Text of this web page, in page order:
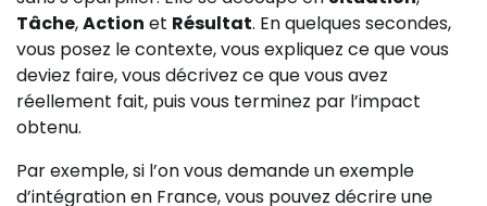
Tâche,Action et Résultat. En quelques secondes,
vous posez le contexte, vous expliquez ce que vous
deviez faire, vous décrivez ce que vous avez
réellement fait, puis vous terminez par l’impact
obtenu.
Par exemple, si l’on vous demande un exemple
d’intégration en France, vous pouvez décrire une